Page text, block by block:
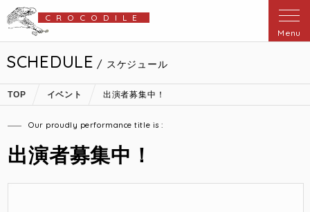
CROCODILE
Menu
SCHEDULE / スケジュール
TOP イベント 出演者募集中！
Our proudly performance title is :
出演者募集中！